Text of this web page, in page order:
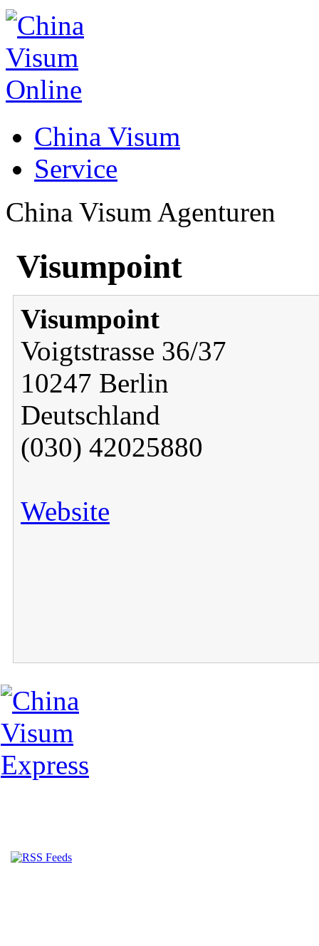
China Visum
Service
China Visum Agenturen
Visumpoint
Visumpoint
Voigtstrasse 36/37
10247 Berlin
Deutschland
(030) 42025880
Website